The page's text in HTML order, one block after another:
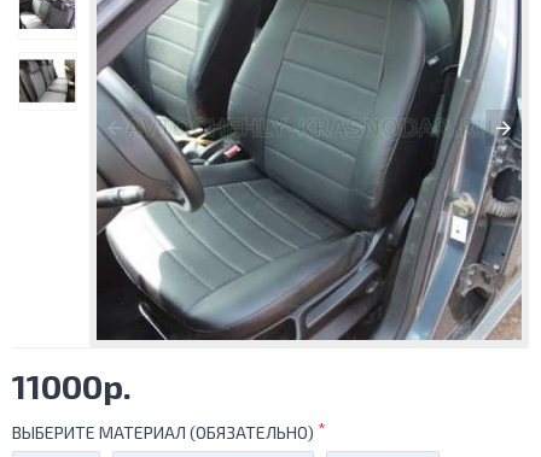
11000р.
ВЫБЕРИТЕ МАТЕРИАЛ (ОБЯЗАТЕЛЬНО)